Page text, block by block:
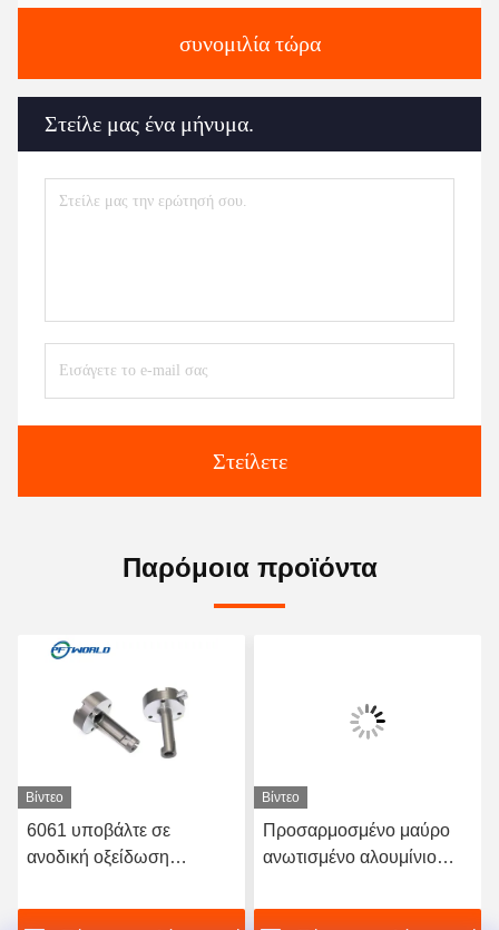
συνομιλία τώρα
Στείλε μας ένα μήνυμα.
Στείλετε
Παρόμοια προϊόντα
Βίντεο
6061 υποβάλτε σε
ανοδική οξείδωση
τυπωμένη υπηρεσία
Βίντεο
Προσαρμοσμένο μαύρο
ανωτισμένο αλουμίνιο